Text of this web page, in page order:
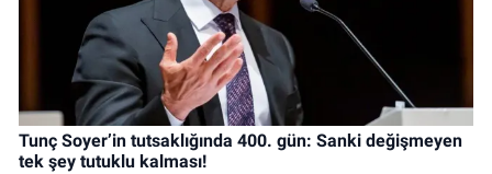
Tunç Soyer’in tutsaklığında 400. gün: Sanki değişmeyen
tek şey tutuklu kalması!